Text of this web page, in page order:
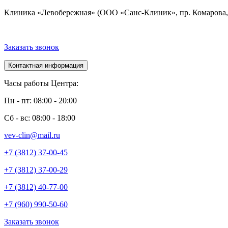
Клиника «Левобережная» (ООО «Санс-Клиник», пр.
Заказать звонок
Контактная информация
Часы работы Центра:
Пн - пт: 08:00 - 20:00
Сб - вс: 08:00 - 18:00
vev-clin@mail.ru
+7 (3812) 37-00-45
+7 (3812) 37-00-29
+7 (3812) 40-77-00
+7 (960) 990-50-60
Заказать звонок